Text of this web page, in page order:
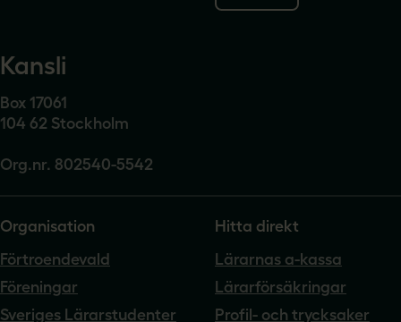
Kansli
Box 17061
104 62 Stockholm
Org.nr. 802540-5542
Organisation
Förtroendevald
Föreningar
Sveriges Lärarstudenter
Hitta direkt
Lärarnas a-kassa
Lärarförsäkringar
Profil- och trycksaker